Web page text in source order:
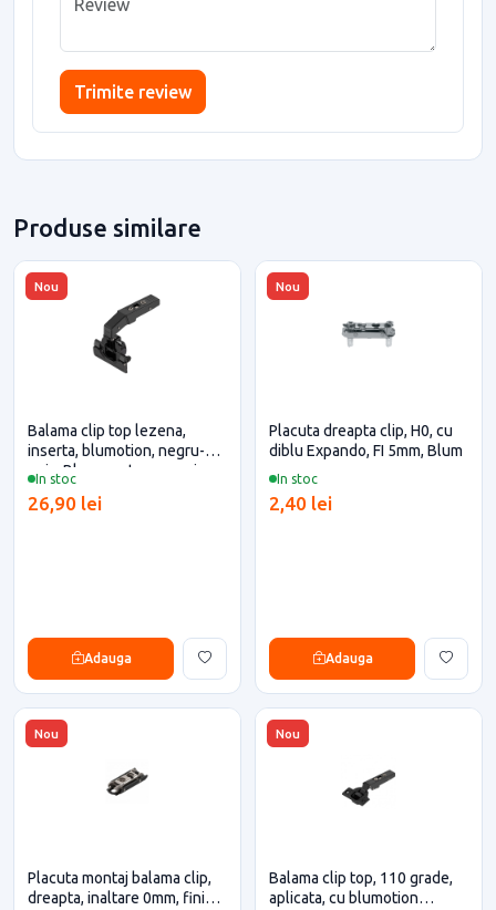
Trimite review
Produse similare
Nou
In stoc
Balama clip top lezena,
inserta, blumotion, negru-
onix, Blum pentru casa si
26,90 lei
Adauga
Nou
In stoc
Placuta dreapta clip, H0, cu
diblu Expando, FI 5mm, Blum
2,40 lei
Adauga
Nou
Placuta montaj balama clip,
dreapta, inaltare 0mm, finisaj
Nou
Balama clip top, 110 grade,
aplicata, cu blumotion